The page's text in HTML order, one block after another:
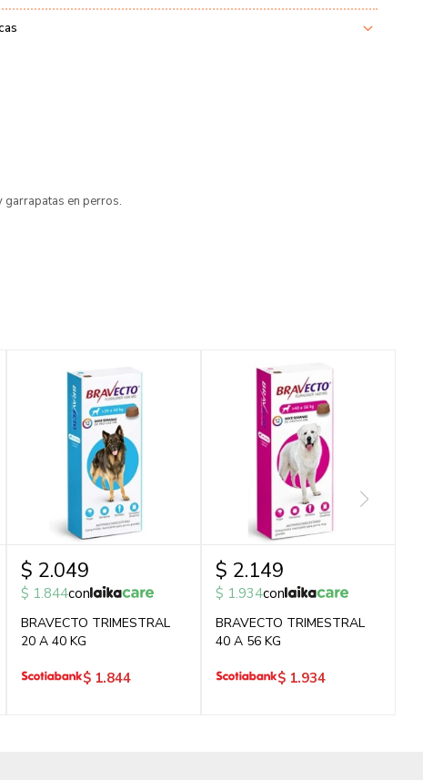
garrapatas en perros.
$ 2.049
$ 1.844con
BRAVECTO TRIMESTRAL
20 A 40 KG
$ 1.844
$ 2.149
$ 1.934con
BRAVECTO TRIMESTRAL
40 A 56 KG
$ 1.934